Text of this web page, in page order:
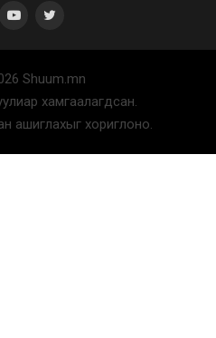
Shuum.mn
хамгаалагдсан.
ашиглахыг хориглоно.